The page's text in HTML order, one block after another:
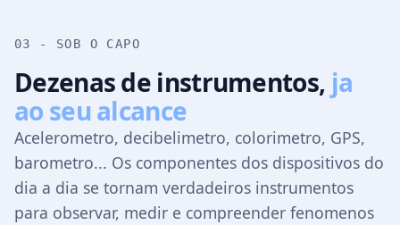
03 - SOB O CAPO
Dezenas de instrumentos, ja
ao seu alcance
Acelerometro, decibelimetro, colorimetro, GPS,
barometro... Os componentes dos dispositivos do
dia a dia se tornam verdadeiros instrumentos
para observar, medir e compreender fenomenos